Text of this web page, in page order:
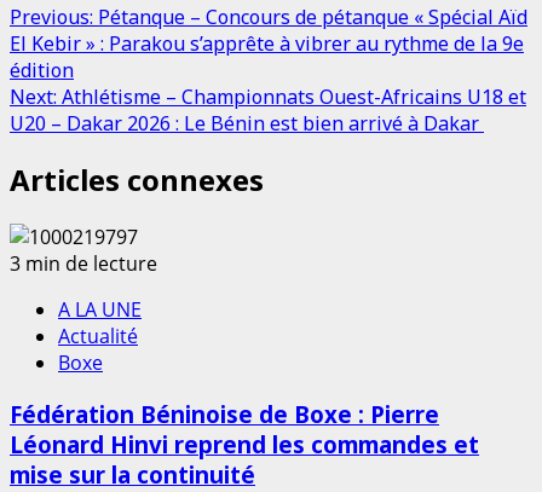
Post
navigation
Previous: Pétanque – Concours de pétanque « Spécial Aïd
El Kebir » : Parakou s’apprête à vibrer au rythme de la 9e
édition
Next: Athlétisme – Championnats Ouest-Africains U18 et
U20 – Dakar 2026 : Le Bénin est bien arrivé à Dakar
Articles connexes
3 min de lecture
A LA UNE
Actualité
Boxe
Fédération Béninoise de Boxe : Pierre
Léonard Hinvi reprend les commandes et
mise sur la continuité